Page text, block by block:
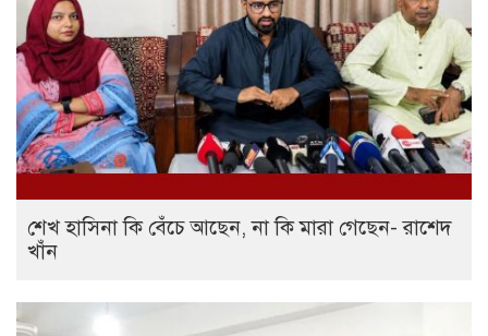
শেখ হাসিনা কি বেঁচে আছেন, না কি মারা গেছেন- রাশেদ
খাঁন